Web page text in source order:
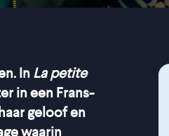
In La petite
in een Frans-
geloof en
waarin